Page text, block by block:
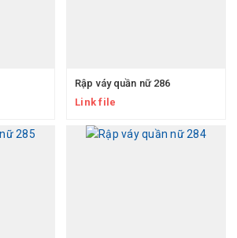
Rập váy quần nữ 286
Link file